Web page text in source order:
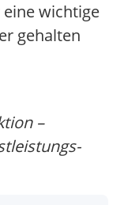
eine wichtige
gehalten
–